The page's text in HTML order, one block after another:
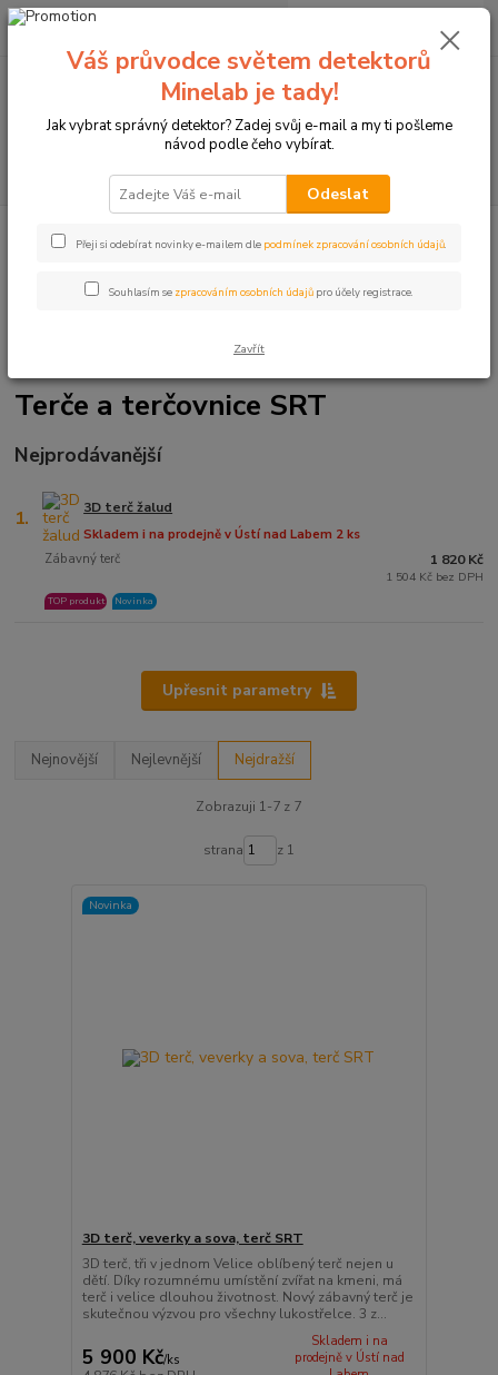
+420774877333
0 Kč
terčovnice SRT
Terče a terčovnice SRT
Nejprodávanější
1. 3D terč žalud
Zábavný terč
Skladem i na prodejně v Ústí nad Labem 2 ks
TOP produkt Novinka
1 820 Kč
1 504 Kč bez DPH
Upřesnit parametry
Nejnovější Nejlevnější Nejdražší
Zobrazuji 1-7 z 7
strana z 1
Novinka
3D terč, veverky a sova, terč SRT
3D terč, tři v jednom Velice oblíbený terč nejen u
dětí. Díky rozumnému umístění zvířat na kmeni, má
terč i velice dlouhou životnost. Nový zábavný terč je
skutečnou výzvou pro všechny lukostřelce. 3 z...
5 900 Kč/ks
Skladem i na
prodejně v Ústí nad
Váš průvodce světem detektorů
Minelab je tady!
Jak vybrat správný detektor? Zadej svůj e-mail a my ti pošleme
návod podle čeho vybírat.
Odeslat
Přeji si odebírat novinky e-mailem dle podmínek zpracování osobních údajů.
Souhlasím se zpracováním osobních údajů pro účely registrace.
Zavřít